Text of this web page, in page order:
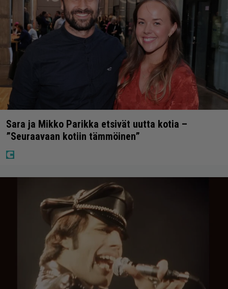
Sara ja Mikko Parikka etsivät uutta kotia –
”Seuraavaan kotiin tämmöinen”